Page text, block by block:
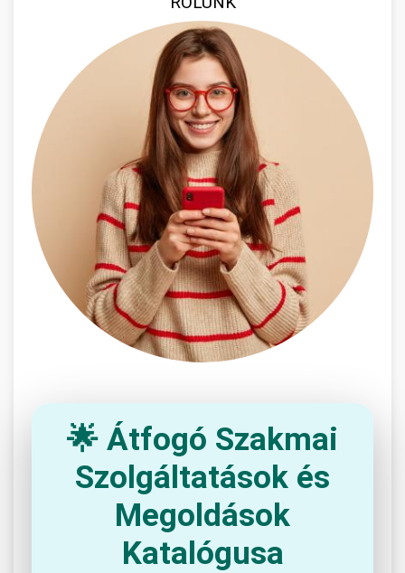
🌟 Átfogó Szakmai
Szolgáltatások és
Megoldások
Katalógusa